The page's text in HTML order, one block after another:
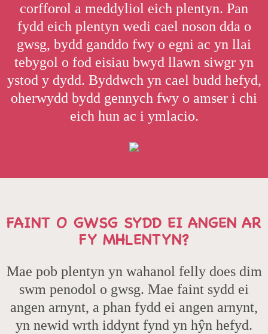
corfforol a meddyliol eich plentyn. Pan
fydd eich plentyn wedi cael noson dda o
gwsg, bydd ganddo fwy o egni ac yn llai
tebygol o fod eisiau bwyd llawn siwgr yn
ystod y dydd. Byddwch yn cael budd hefyd,
oherwydd bydd gennych fwy o amser i chi
eich hun ac i ymlacio.
FAINT O GWSG SYDD EI ANGEN AR
FY MHLENTYN?
Mae pob plentyn yn wahanol felly does dim
swm penodol o gwsg. Mae faint sydd ei
angen arnynt, a phan fydd ei angen arnynt,
yn newid wrth iddynt fynd yn hŷn hefyd.